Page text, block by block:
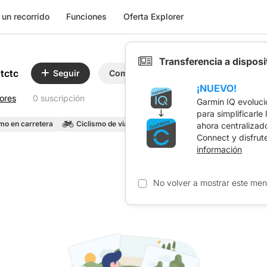
recorrido Funciones Oferta Explorer
Seguir Compartir
0 suscripción
en carretera Ciclismo de viaje
Transferencia a
¡NUEVO!
Garmin IQ
para simplificarle
ahora
Connect y
información
No volver a mostrar este